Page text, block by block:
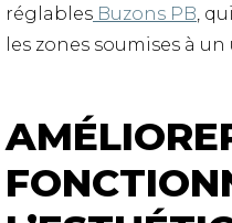
réglables Buzons PB,
les zones soumises à